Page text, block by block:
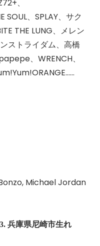
、
SOUL、SPLAY、サク
THE LUNG、メレン
ストライダム、高橋
、WRENCH、
Michael Jordan
兵庫県尼崎市生れ